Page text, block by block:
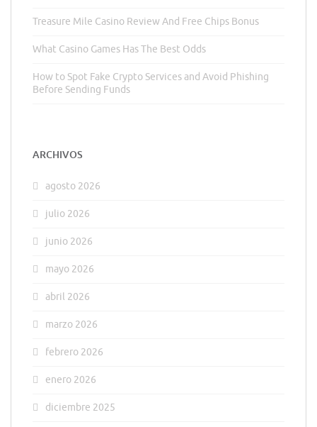
Treasure Mile Casino Review And Free Chips Bonus
What Casino Games Has The Best Odds
How to Spot Fake Crypto Services and Avoid Phishing
Before Sending Funds
ARCHIVOS
agosto 2026
julio 2026
junio 2026
mayo 2026
abril 2026
marzo 2026
febrero 2026
enero 2026
diciembre 2025